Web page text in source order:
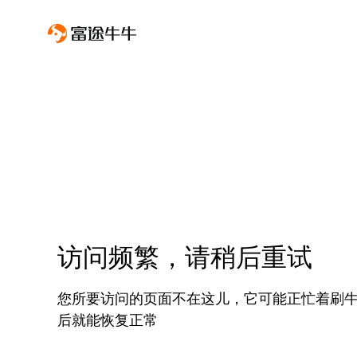
访问频繁，请稍后重试
您所要访问的页面不在这儿，它可能正忙着刷
后就能恢复正常